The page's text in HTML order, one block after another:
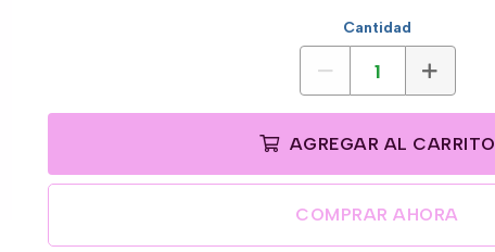
Cantidad
AGREGAR AL CARRITO
COMPRAR AHORA